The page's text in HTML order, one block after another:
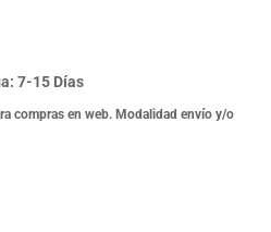
7-15 Días
compras en web. Modalidad envío y/o